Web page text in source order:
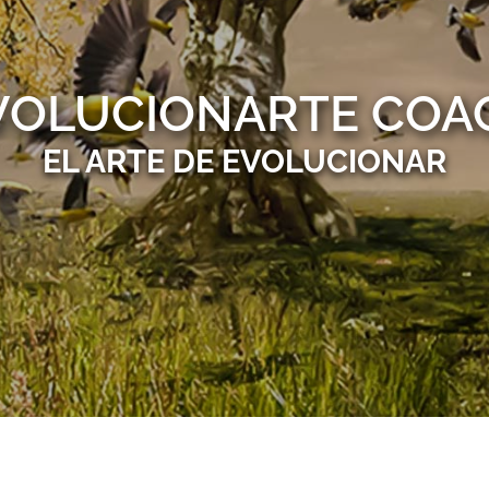
EL ARTE DE EVOLUCIONAR